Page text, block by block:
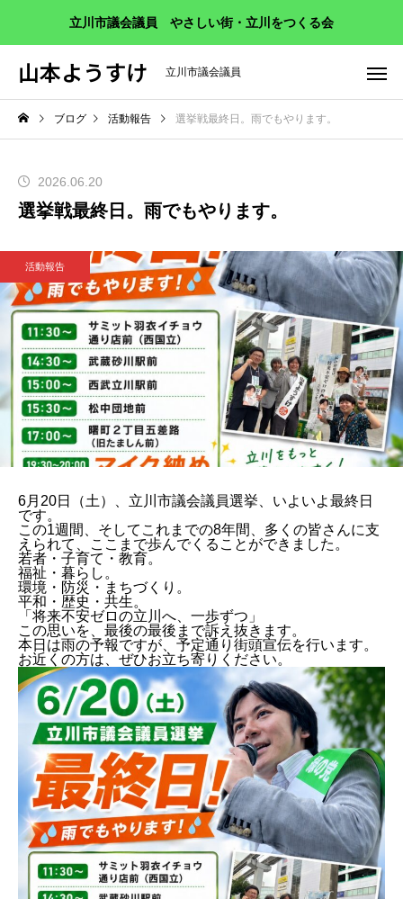
立川市議会議員 やさしい街・立川をつくる会
山本ようすけ 立川市議会議員
ブログ 活動報告 選挙戦最終日。雨でもやります。
2026.06.20
選挙戦最終日。雨でもやります。
活動報告
6月20日（土）、立川市議会議員選挙、いよいよ最終日
です。
この1週間、そしてこれまでの8年間、多くの皆さんに支
えられて、ここまで歩んでくることができました。
若者・子育て・教育。
福祉・暮らし。
環境・防災・まちづくり。
平和・歴史・共生。
「将来不安ゼロの立川へ、一歩ずつ」
この思いを、最後の最後まで訴え抜きます。
本日は雨の予報ですが、予定通り街頭宣伝を行います。
お近くの方は、ぜひお立ち寄りください。